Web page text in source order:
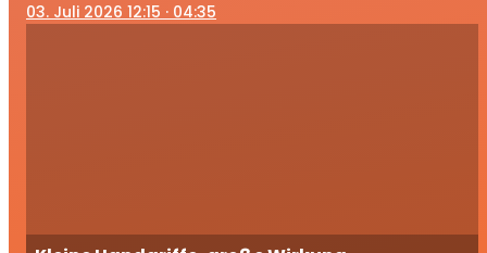
03. Juli 2026 12:15 · 04:35